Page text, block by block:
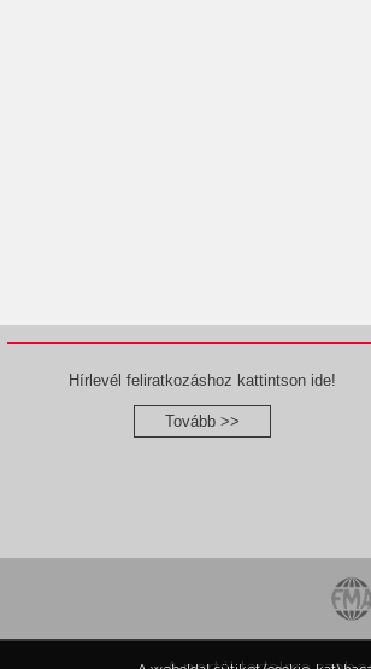
Hírlevél feliratkozáshoz kattintson ide!
Tovább >>